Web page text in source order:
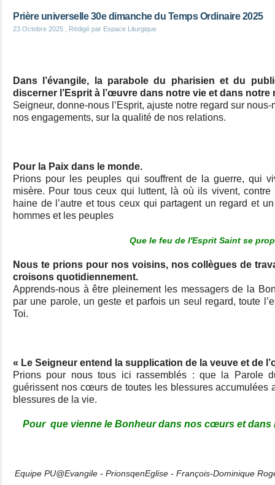
Prière universelle 30e dimanche du Temps Ordinaire 2025
23 Octobre 2025 , Rédigé par Espace Liturgique
Dans l’évangile, la parabole du pharisien et du
discerner l’Esprit à l’œuvre dans notre vie et dans notre
Seigneur, donne-nous l’Esprit, ajuste notre regard sur
nos engagements, sur la qualité de nos relations.
Pour la Paix dans le monde.
Prions pour les peuples qui souffrent de la guerre, qui
misère. Pour tous ceux qui luttent, là où ils vivent, contre
haine de l’autre et tous ceux qui partagent un regard et
hommes et les peuples
Que le feu de l'Esprit Saint se
Nous te prions pour nos voisins, nos collègues de
croisons quotidiennement.
Apprends-nous à être pleinement les messagers de la
par une parole, un geste et parfois un seul regard, toute
Toi.
« Le Seigneur entend la supplication de la veuve et de
Prions pour nous tous ici rassemblés : que la Parole
guérissent nos cœurs de toutes les blessures accumulées
blessures de la vie.
Pour que vienne le Bonheur dans nos cœurs et dans
Equipe PU@Evangile - PrionsqenEglise - François-Dominique